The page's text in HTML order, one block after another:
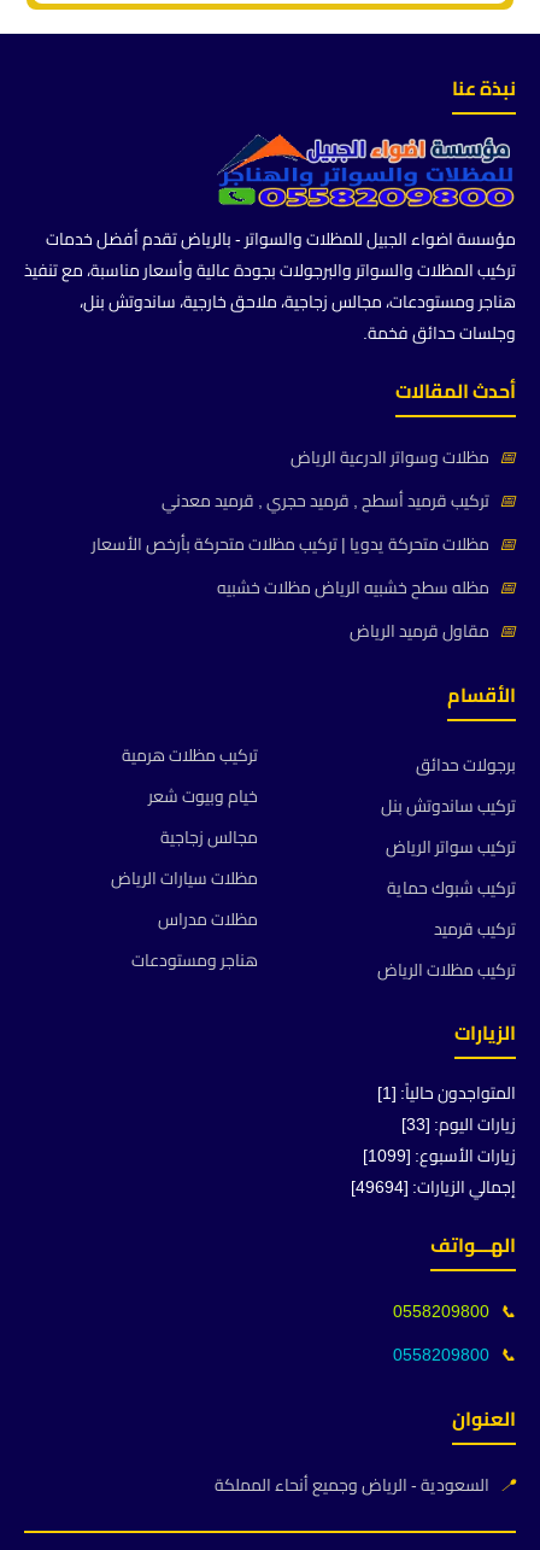
نبذة عنا
مؤسسة اضواء الجبيل للمظلات والسواتر - بالرياض تقدم أفضل خدمات
تركيب المظلات والسواتر والبرجولات بجودة عالية وأسعار مناسبة، مع تنفيذ
هناجر ومستودعات، مجالس زجاجية، ملاحق خارجية، ساندوتش بنل،
وجلسات حدائق فخمة.
أحدث المقالات
📅 مظلات وسواتر الدرعية الرياض
📅 تركيب قرميد أسطح , قرميد حجري , قرميد معدني
📅 مظلات متحركة يدويا | تركيب مظلات متحركة بأرخص الأسعار
📅 مظله سطح خشبيه الرياض مظلات خشبيه
📅 مقاول قرميد الرياض
الأقسام
برجولات حدائق
تركيب ساندوتش بنل
تركيب سواتر الرياض
تركيب شبوك حماية
تركيب قرميد
تركيب مظلات الرياض
تركيب مظلات هرمية
خيام وبيوت شعر
مجالس زجاجية
مظلات سيارات الرياض
مظلات مدراس
هناجر ومستودعات
الزيارات
المتواجدون حالياً: [1]
زيارات اليوم: [33]
زيارات الأسبوع: [1099]
إجمالي الزيارات: [49694]
الهـــواتف
📞
0558209800
📞
0558209800
العنوان
📍 السعودية - الرياض وجميع أنحاء المملكة